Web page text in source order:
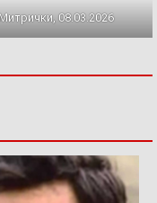
08.03.2026